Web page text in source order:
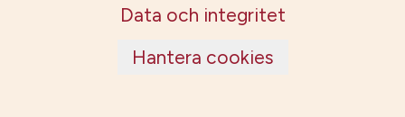
Data och integritet
Hantera cookies